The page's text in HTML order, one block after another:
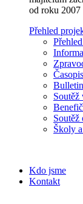
od roku 2007
Přehled
Časopis
Bulletin
Soutěž
Soutěž
Školy
Kdo jsme
Kontakt